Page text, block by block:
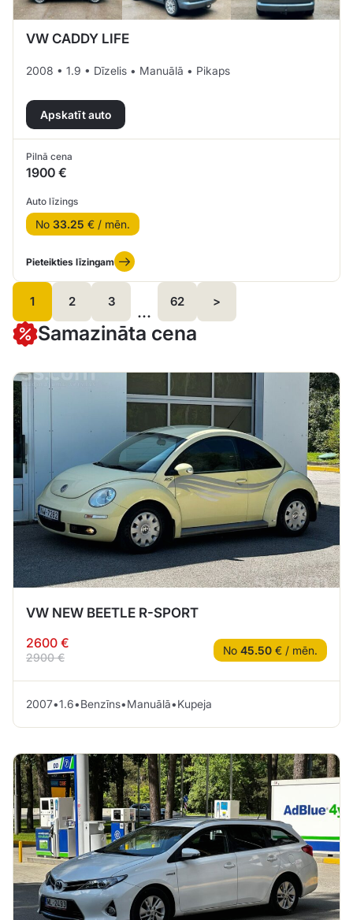
VW CADDY LIFE
2008 • 1.9 • Dīzelis • Manuālā • Pikaps
Apskatīt auto
Pilnā cena
1900 €
Auto līzings
No 33.25 € / mēn.
Pieteikties līzingam
1 2 3 … 62 >
Samazināta cena
VW NEW BEETLE R-SPORT
2600 €
2900 €
No 45.50 € / mēn.
2007•1.6•Benzīns•Manuālā•Kupeja